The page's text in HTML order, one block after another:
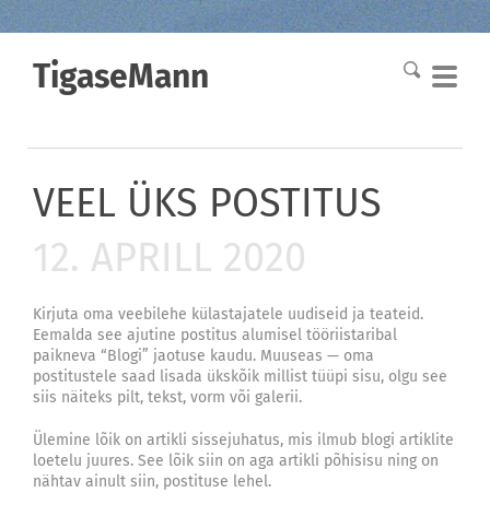
TigaseMann
VEEL ÜKS POSTITUS
12. APRILL 2020
Kirjuta oma veebilehe külastajatele uudiseid ja teateid.
Eemalda see ajutine postitus alumisel tööriistaribal
paikneva “Blogi” jaotuse kaudu. Muuseas — oma
postitustele saad lisada ükskõik millist tüüpi sisu, olgu see
siis näiteks pilt, tekst, vorm või galerii.
Ülemine lõik on artikli sissejuhatus, mis ilmub blogi artiklite
loetelu juures. See lõik siin on aga artikli põhisisu ning on
nähtav ainult siin, postituse lehel.